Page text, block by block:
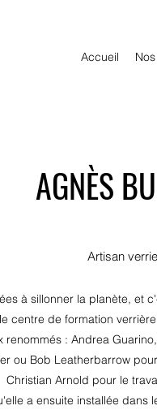
Accueil
AGNÈS
Artisan
à sillonner la planète, et
centre de formation
: Andrea
ou Bob Leatherbarrow
Christian Arnold pour le
a ensuite installée